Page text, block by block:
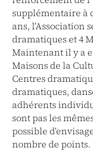
supplémentaire à
ans, l’Association
dramatiques et 4
Maintenant il y a
Maisons de la
Centres
dramatiques,
adhérents
sont pas les
possible
nombre de points.